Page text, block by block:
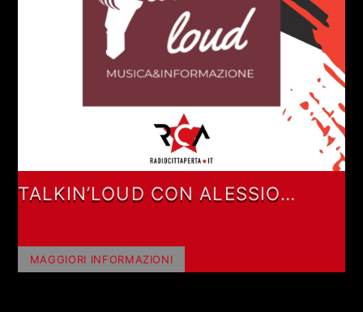
Sostieni Radio Città Aperta
TALKIN’LOUD CON ALESSIO
MAGGIORI INFORMAZIONI